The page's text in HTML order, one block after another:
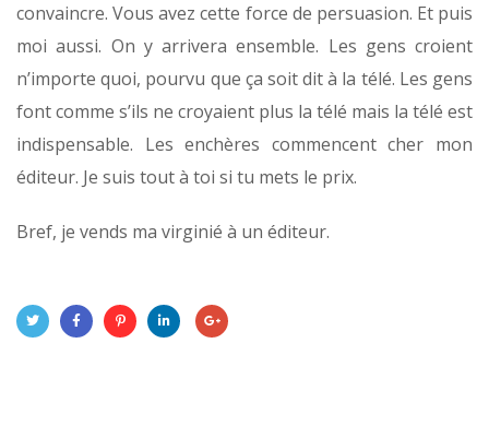
convaincre. Vous avez cette force de persuasion. Et puis
moi aussi. On y arrivera ensemble. Les gens croient
n’importe quoi, pourvu que ça soit dit à la télé. Les gens
font comme s’ils ne croyaient plus la télé mais la télé est
indispensable. Les enchères commencent cher mon
éditeur. Je suis tout à toi si tu mets le prix.
Bref, je vends ma virginié à un éditeur.